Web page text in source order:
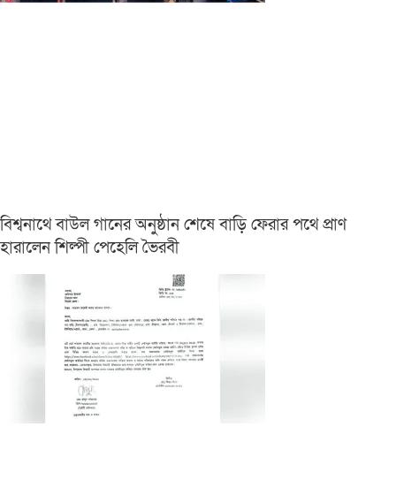
বিশ্বনাথে বাউল গানের অনুষ্ঠান শেষে বাড়ি ফেরার পথে প্রাণ
হারালেন শিল্পী পেহেলি ভৈরবী